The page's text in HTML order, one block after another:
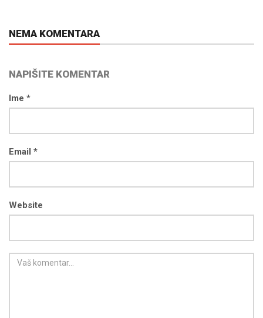
NEMA KOMENTARA
NAPIŠITE KOMENTAR
Ime *
Email *
Website